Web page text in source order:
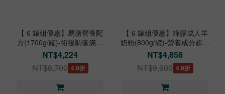
【 6 罐組優惠】易膳營養配
方(1700g/罐)-術後調養滿足
營養
NT$4,224
NT$8,700 4.9折
【 6 罐組優惠】蜂膠成人羊
奶粉(800g/罐)-營養成分超過
30種
NT$4,858
NT$9,900 4.9折